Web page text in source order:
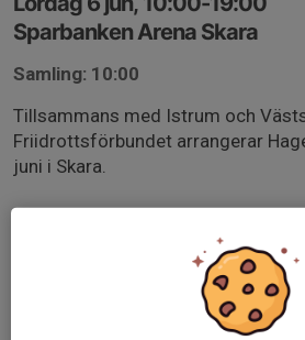
Sparbanken Arena Skara
Samling: 10:00
Tillsammans med Istrum och
Friidrottsförbundet arrangerar
juni i Skara.
förening som kan stötta upp under
Ingen förkunskap krävs.
Exakta tider och arbetsuppgifter